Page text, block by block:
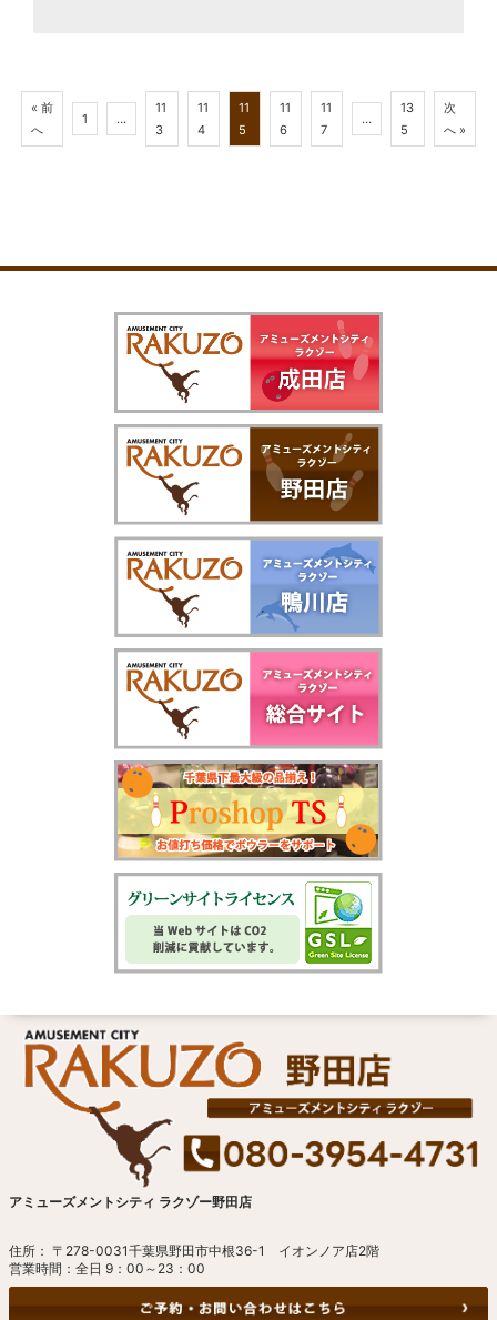
« 前
へ
1 …
11
3
11
4
11
5
11
6
11
7
…
13
5
次
へ »
アミューズメントシティ ラクゾー野田店
住所： 〒278-0031千葉県野田市中根36-1 イオンノア店2階
営業時間：全日 9：00～23：00